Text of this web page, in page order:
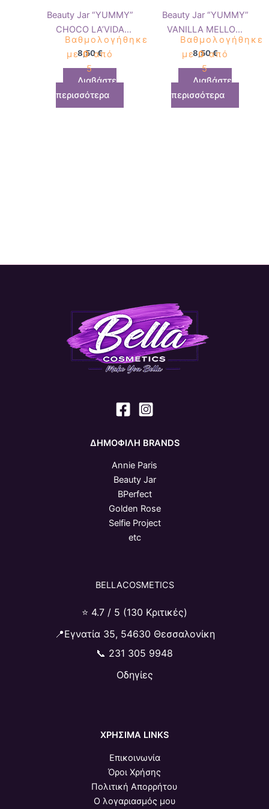
Beauty Jar “YUMMY”
CHOCO LA’VIDA
Smoothing Body
Scrub 360gr
Βαθμολογήθηκε
με0από
5
8,50€
Διαβάστε
περισσότερα
Beauty Jar “YUMMY”
VANILLA MELLOW
Rejuvenating Body
Scrub 360gr
Βαθμολογήθηκε
με0από
5
8,50€
Διαβάστε
περισσότερα
ΔΗΜΟΦΙΛΗ BRANDS
Annie Paris
Beauty Jar
BPerfect
Golden Rose
Selfie Project
etc
BELLACOSMETICS
⭐ 4.7 / 5 (130 Κριτικές)
📍Εγνατία 35, 54630 Θεσσαλονίκη
📞 231 305 9948
Οδηγίες
ΧΡΗΣΙΜΑ LINKS
Επικοινωνία
Όροι Χρήσης
Πολιτική Απορρήτου
Ο λογαριασμός μου